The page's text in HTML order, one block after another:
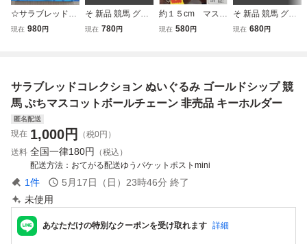
☆サラブレッドコ
レクション トコト
現在 980円
そ 新品 競馬 グッ
ズ サラブレッドコ
ム
現在 780円
約１５cm マスコ
ットボールチェー
スコット ぬいぐ
るみ
現在 580円
そ 新品 競馬 グッ
ズ サラブレッドコ
ー
現在 680円
サラブレッドコレクション ぬいぐるみ ゴールドシップ 競
馬 ぷちマスコットボールチェーン 非売品 キーホルダー
匿名配送
現在 1,000円
（税0円）
送料 全国一律180円
（税込）
配送方法
おてがる配送ゆうパケットポストmini
1件 5月17日（日）23時46分 終了
未使用
あなただけの特別なクーポンを受け取れます 詳細